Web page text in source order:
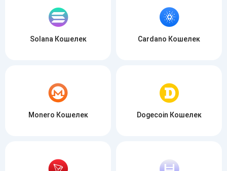
Solana Кошелек Cardano Кошелек
Monero Кошелек Dogecoin Кошелек